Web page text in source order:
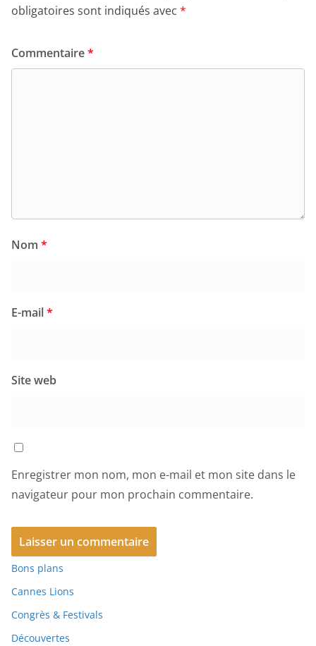
obligatoires sont indiqués avec *
Commentaire*
Nom *
E-mail*
Site web
Enregistrer mon nom, mon e-mail et mon site dans le
navigateur pour mon prochain commentaire.
Bons plans
Cannes Lions
Congrès & Festivals
Découvertes